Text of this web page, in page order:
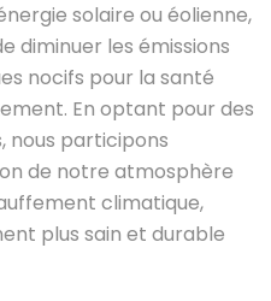
solaire ou éolienne,
diminuer les émissions
nocifs pour la santé
En optant pour des
nous participons
de notre atmosphère
climatique,
plus sain et durable